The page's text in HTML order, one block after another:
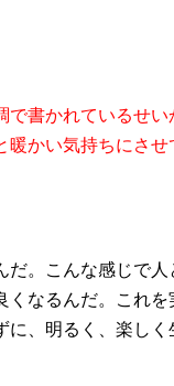
で書かれているせい
暖かい気持ちにさせ
だ。こんな感じで人
くなるんだ。これ
に、明るく、楽し